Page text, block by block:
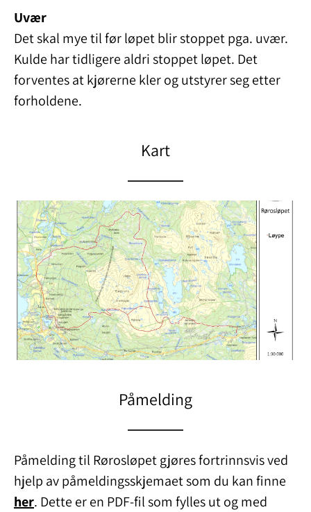
Uvær
Det skal mye til før løpet blir stoppet pga. uvær.
Kulde har tidligere aldri stoppet løpet. Det
forventes at kjørerne kler og utstyrer seg etter
forholdene.
Kart
Påmelding
Påmelding til Rørosløpet gjøres fortrinnsvis ved
hjelp av påmeldingsskjemaet som du kan finne
her. Dette er en PDF-fil som fylles ut og med